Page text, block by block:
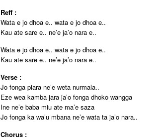
Reff :
Wata e jo dhoa e.. wata e jo dhoa e..
Kau ate sare e.. ne’e ja’o nara e..
Wata e jo dhoa e.. wata e jo dhoa e..
Kau ate sare e.. ne’e ja’o nara e..
Verse :
Jo fonga piara ne’e weta nurmala..
Eze wea kamba jara ja’o fonga dhoko wangga
Ine ne’e baba miu ate ma’e saza
Jo fonga ka wa’u mbana ne’e wata ta ja’o nara..
Chorus :